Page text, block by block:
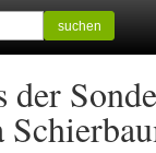
suchen
der